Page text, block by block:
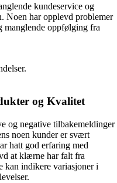
kundeservice og
Noen har opplevd problemer
manglende oppfølging fra
og Kvalitet
og negative tilbakemeldinger
noen kunder er svært
hatt god erfaring med
at klærne har falt fra
kan indikere variasjoner i